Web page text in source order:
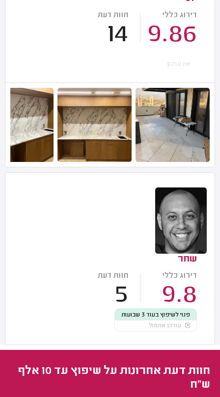
דירוג כללי
9.86
חוות דעת
14
אין עדכון
שחר
דירוג כללי
9.8
חוות דעת
5
פנוי לשיפוץ בעוד 3 שבועות
עודכן אתמול
חוות דעת אחרונות על שיפוץ עד 10 אלף
ש"ח